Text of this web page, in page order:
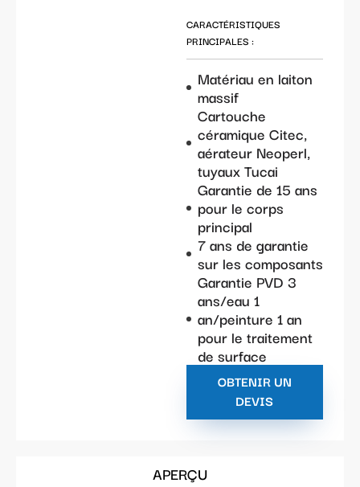
CARACTÉRISTIQUES
PRINCIPALES :
Matériau en laiton
massif
Cartouche
céramique Citec,
aérateur Neoperl,
tuyaux Tucai
Garantie de 15 ans
pour le corps
principal
7 ans de garantie
sur les composants
Garantie PVD 3
ans/eau 1
an/peinture 1 an
pour le traitement
de surface
OBTENIR UN
DEVIS
APERÇU